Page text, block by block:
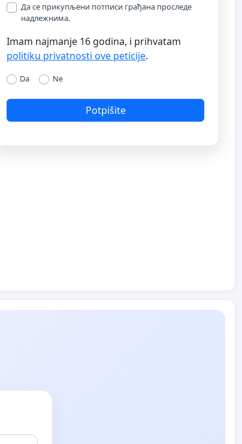
Да се прикупљени потписи грађана проследе
надлежнима.
Imam najmanje 16 godina, i prihvatam
politiku privatnosti ove peticije.
Da Ne
Potpišite